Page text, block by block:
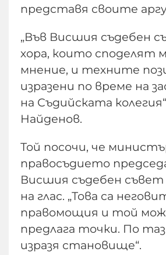
представя своите
„Във Висшия съдебен
хора, които споделят
мнение, и техните
изразени по време на
на Съдийската
Найденов.
Той посочи, че
правосъдието
Висшия съдебен съвет
на глас. „Това са
правомощия и той
предлага точки. По
изразя становище“.